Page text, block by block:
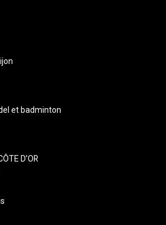
et badminton
D’OR